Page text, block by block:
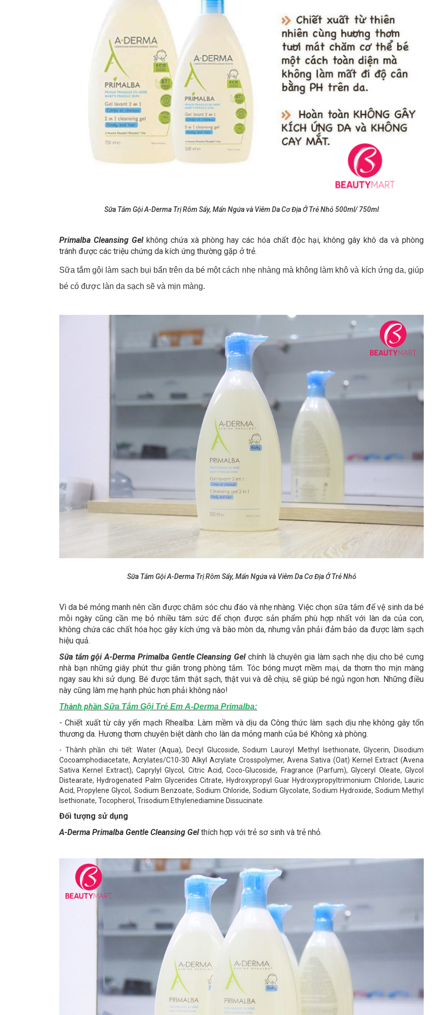
Sữa Tắm Gội A-Derma Trị Rôm Sẩy, Mẩn Ngứa và Viêm Da Cơ Địa Ở Trẻ Nhỏ 500ml/ 750ml
Primalba Cleansing Gelkhông chứa xà phòng hay các hóa chất độc hại, không gây khô da và phòng
tránh được các triệu chứng da kích ứng thường gặp ở trẻ.
Sữa tắm gội làm sạch bụi bẩn trên da bé một cách nhẹ nhàng mà không làm khô và kích ứng da, giúp
bé có được làn da sạch sẽ và mịn màng.
Sữa Tắm Gội A-Derma Trị Rôm Sẩy, Mẩn Ngứa và Viêm Da Cơ Địa Ở Trẻ Nhỏ
Vì da bé mỏng manh nên cần được chăm sóc chu đáo và nhẹ nhàng. Việc chọn sữa tắm để vệ sinh da bé
mỗi ngày cũng cần mẹ bỏ nhiều tâm sức để chọn được sản phẩm phù hợp nhất với làn da của con,
không chứa các chất hóa học gây kích ứng và bào mòn da, nhưng vẫn phải đảm bảo da được làm sạch
hiệu quả.
Sữa tắm gội A-Derma Primalba Gentle Cleansing Gelchính là chuyên gia làm sạch nhẹ dịu cho bé cưng
nhà bạn những giây phút thư giãn trong phòng tắm. Tóc bóng mượt mềm mại, da thơm tho mịn màng
ngay sau khi sử dụng. Bé được tắm thật sạch, thật vui và dễ chịu, sẽ giúp bé ngủ ngon hơn. Những điều
này cũng làm mẹ hạnh phúc hơn phải không nào!
Thành phần Sữa Tắm Gội Trẻ Em A-Derma Primalba:
- Chiết xuất từ cây yến mạch Rhealba: Làm mềm và dịu da Công thức làm sạch dịu nhẹ không gây tổn
thương da. Hương thơm chuyên biệt dành cho làn da mỏng manh của bé Không xà phòng.
- Thành phần chi tiết: Water (Aqua), Decyl Glucoside, Sodium Lauroyl Methyl Isethionate, Glycerin, Disodium
Cocoamphodiacetate, Acrylates/C10-30 Alkyl Acrylate Crosspolymer, Avena Sativa (Oat) Kernel Extract (Avena
Sativa Kernel Extract), Caprylyl Glycol, Citric Acid, Coco-Glucoside, Fragrance (Parfum), Glyceryl Oleate, Glycol
Distearate, Hydrogenated Palm Glycerides Citrate, Hydroxypropyl Guar Hydroxypropyltrimonium Chloride, Lauric
Acid, Propylene Glycol, Sodium Benzoate, Sodium Chloride, Sodium Glycolate, Sodium Hydroxide, Sodium Methyl
Isethionate, Tocopherol, Trisodium Ethylenediamine Dissucinate.
Đối tượng sử dụng
A-Derma Primalba Gentle Cleansing Gelthích hợp với trẻ sơ sinh và trẻ nhỏ.